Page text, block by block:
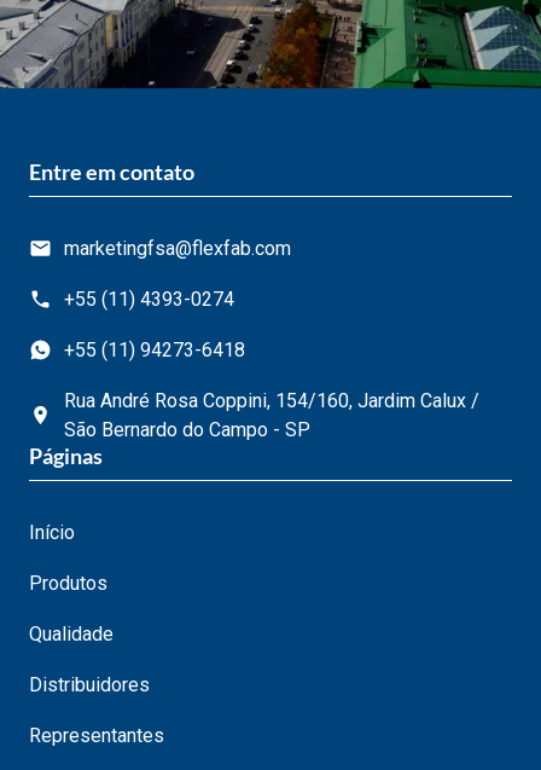
Entre em contato
marketingfsa@flexfab.com
+55 (11) 4393-0274
+55 (11) 94273-6418
Rua André Rosa Coppini, 154/160, Jardim Calux /
São Bernardo do Campo - SP
Páginas
Início
Produtos
Qualidade
Distribuidores
Representantes